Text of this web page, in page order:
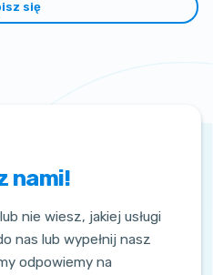
się
nami!
nie wiesz, jakiej usługi
nas lub wypełnij nasz
odpowiemy na